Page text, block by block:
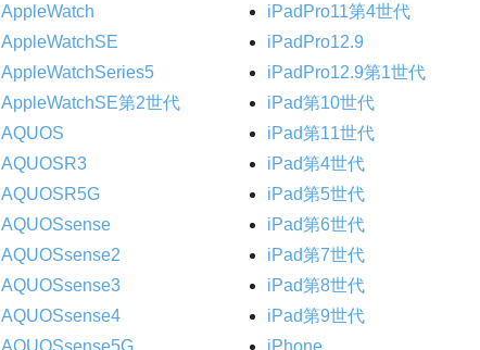
AppleWatch
AppleWatchSE
AppleWatchSeries5
AppleWatchSE第2世代
AQUOS
AQUOSR3
AQUOSR5G
AQUOSsense
AQUOSsense2
AQUOSsense3
AQUOSsense4
AQUOSsense5G
iPadPro11第4世代
iPadPro12.9
iPadPro12.9第1世代
iPad第10世代
iPad第11世代
iPad第4世代
iPad第5世代
iPad第6世代
iPad第7世代
iPad第8世代
iPad第9世代
iPhone